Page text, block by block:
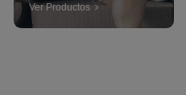
Ver Productos